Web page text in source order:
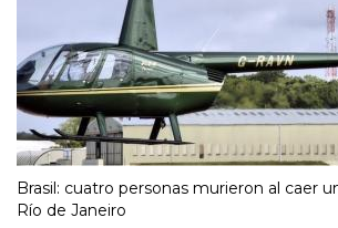
Brasil: cuatro personas murieron al caer
Río de Janeiro